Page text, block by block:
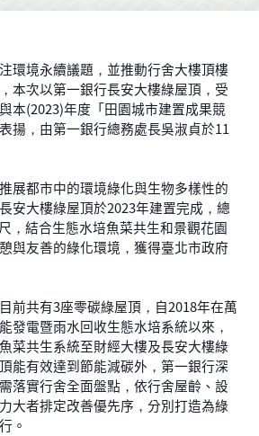
境永續議題，並推動行舍大樓頂樓
本次以第一銀行長安大樓綠屋頂，受
本(2023)年度「田園城市建置成果競
揚，由第一銀行總務處長吳淑貞於11
都市中的環境綠化與生物多樣性的
安大樓綠屋頂於2023年建置完成，總
，結合生態水培魚菜共生和景觀花園
與友善的綠化環境，獲得臺北市政府
共有3座零碳綠屋頂，自2018年在萬
發電暨雨水回收生態水培系統以來，
菜共生系統至財經大樓及長安大樓綠
能有效達到節能減碳外，第一銀行深
落實行舍全面盤點，依行舍屋齡、設
大者排定改善優先序，分別打造為綠
。